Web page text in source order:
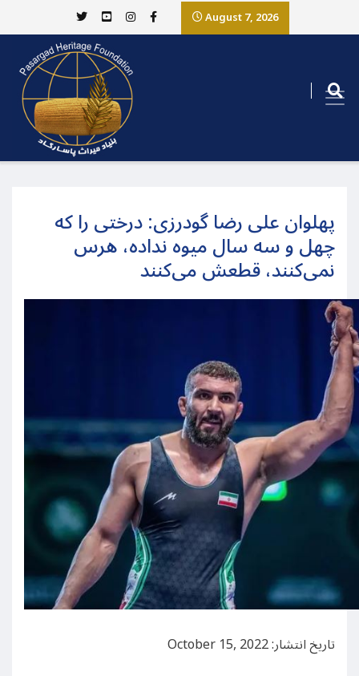
August 7, 2026
پهلوان علی رضا گودرزی: درختی را که
چهل و سه سال میوه نداده، هرس
نمی‌کنند، قطعش می‌کنند
تاریخ انتشار: October 15, 2022